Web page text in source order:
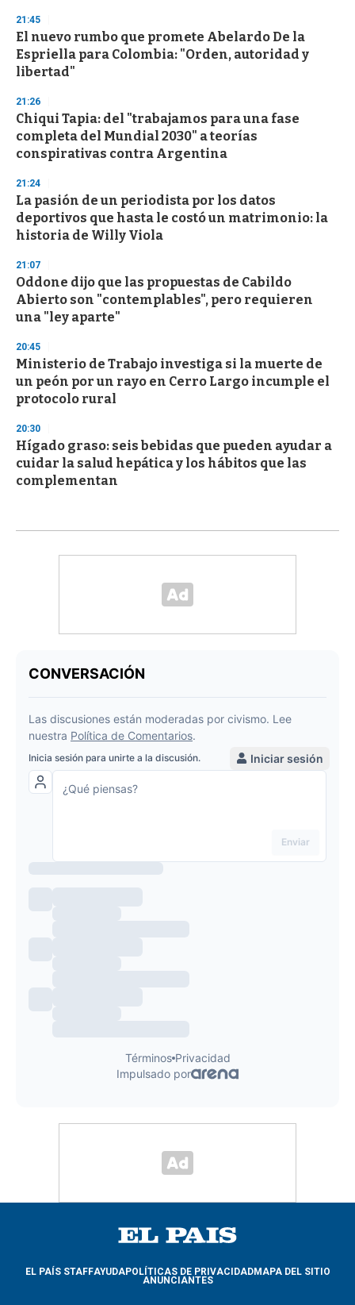
d
s
21:45
El nuevo rumbo que promete Abelardo De la
Espriella para Colombia: "Orden, autoridad y
libertad"
21:26
Chiqui Tapia: del "trabajamos para una fase
completa del Mundial 2030" a teorías
conspirativas contra Argentina
21:24
La pasión de un periodista por los datos
deportivos que hasta le costó un matrimonio: la
historia de Willy Viola
21:07
Oddone dijo que las propuestas de Cabildo
Abierto son "contemplables", pero requieren
una "ley aparte"
20:45
Ministerio de Trabajo investiga si la muerte de
un peón por un rayo en Cerro Largo incumple el
protocolo rural
20:30
Hígado graso: seis bebidas que pueden ayudar a
cuidar la salud hepática y los hábitos que las
complementan
EL PAÍS STAFFAYUDAPOLÍTICAS DE PRIVACIDADMAPA DEL SITIO
ANUNCIANTES